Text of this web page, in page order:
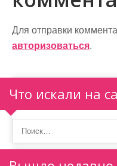
а
ц
и
я
п
о
з
Для отправки
авторизоваться.
Что искали на